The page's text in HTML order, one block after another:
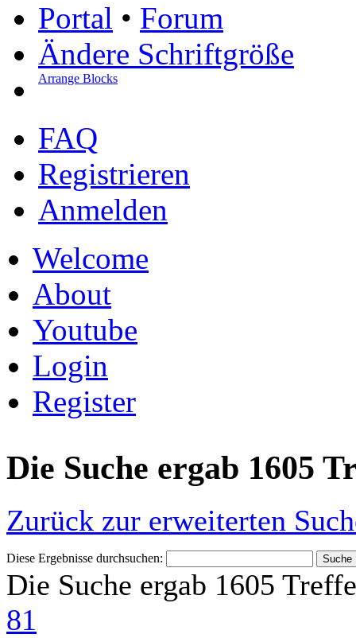
Portal • Forum
Ändere Schriftgröße
Arrange Blocks
FAQ
Registrieren
Anmelden
Welcome
About
Youtube
Login
Register
Die Suche ergab 1605
Zurück zur erweiterten
Diese Ergebnisse durchsuchen:
Die Suche ergab 1605
81